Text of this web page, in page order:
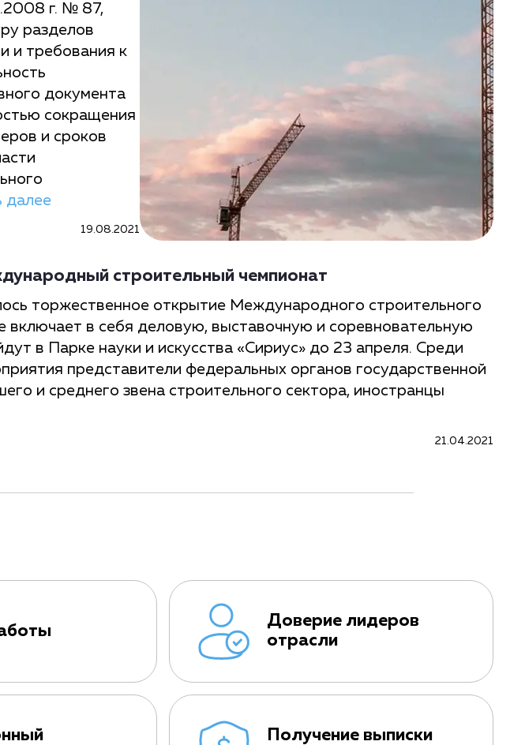
г. № 87,
разделов
и требования к
документа
сокращения
и сроков
далее
19.08.2021
строительный чемпионат
торжественное открытие Международного строительного
включает в себя деловую, выставочную и соревновательную
в Парке науки и искусства «Сириус» до 23 апреля. Среди
представители федеральных органов государственной
и среднего звена строительного сектора, иностранцы
21.04.2021
Доверие лидеров
отрасли
Получение выписки